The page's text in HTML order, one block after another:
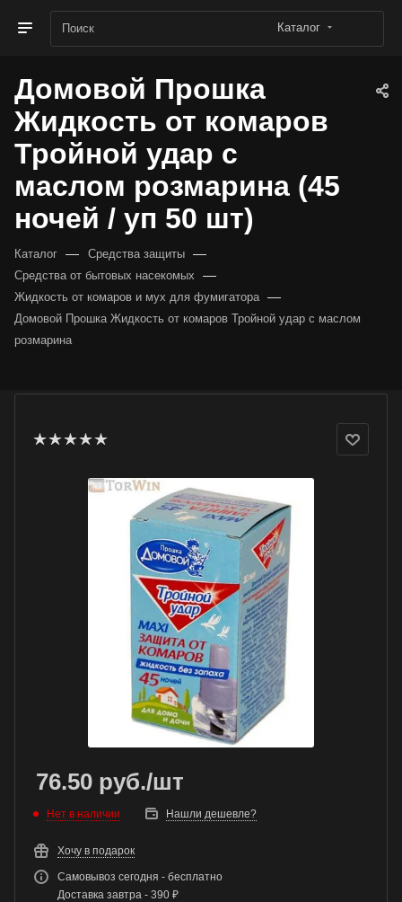
Каталог
Домовой Прошка
Жидкость от комаров
Тройной удар с
маслом розмарина (45
ночей / уп 50 шт)
Каталог — Средства защиты —
Средства от бытовых насекомых —
Жидкость от комаров и мух для фумигатора —
Домовой Прошка Жидкость от комаров Тройной удар с маслом
розмарина
76.50 руб./шт
Нет в наличии Нашли дешевле?
Хочу в подарок
Самовывоз сегодня - бесплатно
Доставка завтра - 390 ₽